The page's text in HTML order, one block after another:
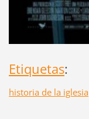
Etiquetas:
historia de la iglesia